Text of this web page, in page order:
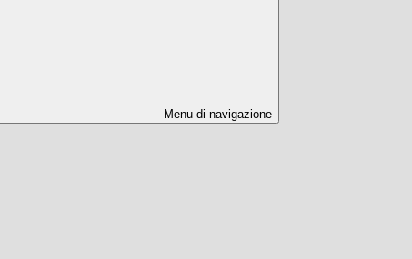
Menu di navigazione